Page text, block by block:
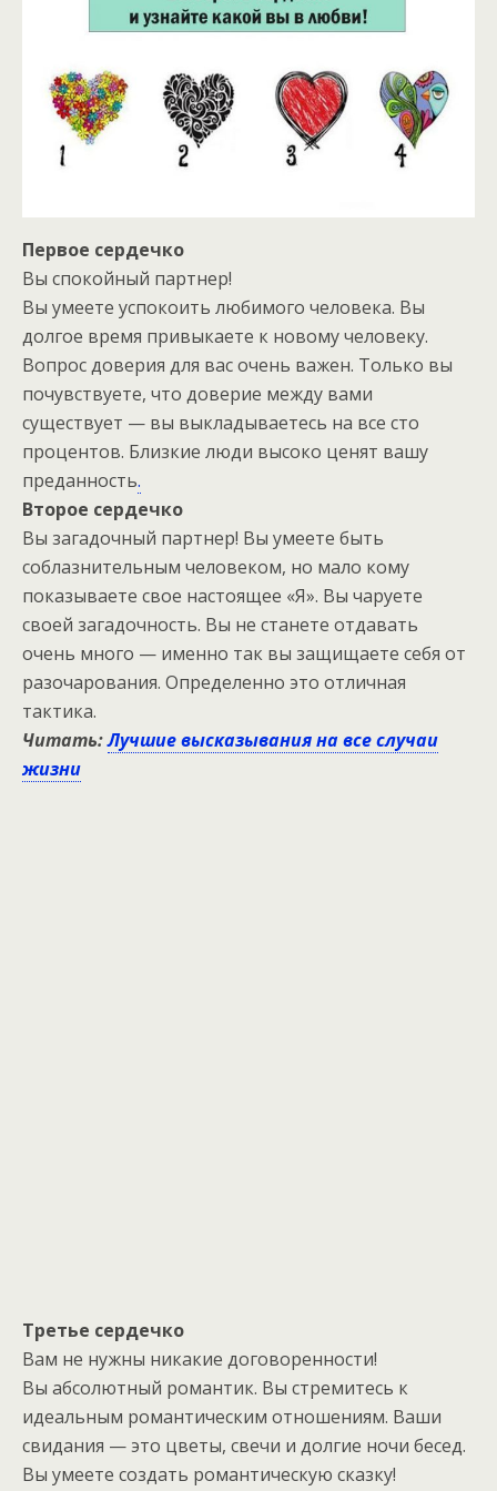
Первое сердечко
Вы спокойный партнер!
Вы умеете успокоить любимого человека. Вы
долгое время привыкаете к новому человеку.
Вопрос доверия для вас очень важен. Только вы
почувствуете, что доверие между вами
существует — вы выкладываетесь на все сто
процентов. Близкие люди высоко ценят вашу
преданность.
Второе сердечко
Вы загадочный партнер! Вы умеете быть
соблазнительным человеком, но мало кому
показываете свое настоящее «Я». Вы чаруете
своей загадочность. Вы не станете отдавать
очень много — именно так вы защищаете себя от
разочарования. Определенно это отличная
тактика.
Читать:Лучшие высказывания на все случаи
жизни
Третье сердечко
Вам не нужны никакие договоренности!
Вы абсолютный романтик. Вы стремитесь к
идеальным романтическим отношениям. Ваши
свидания — это цветы, свечи и долгие ночи бесед.
Вы умеете создать романтическую сказку!